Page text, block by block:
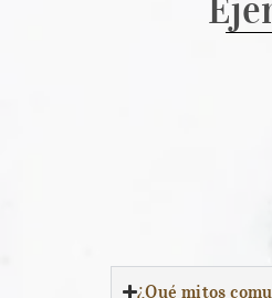
¿Qué mitos